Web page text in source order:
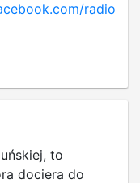
radiozw
to
dociera do